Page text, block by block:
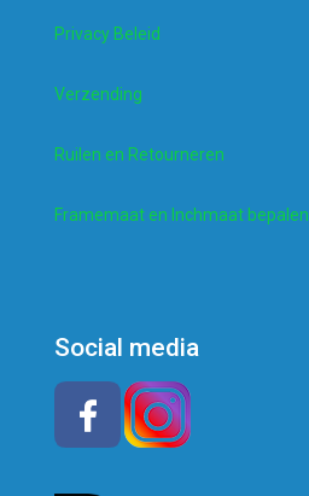
Privacy Beleid
Verzending
Ruilen en Retourneren
Framemaat en Inchmaat bepalen
Social media